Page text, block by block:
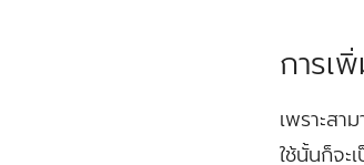
การเ
เพราะสา
ใช้นั้นก็จ